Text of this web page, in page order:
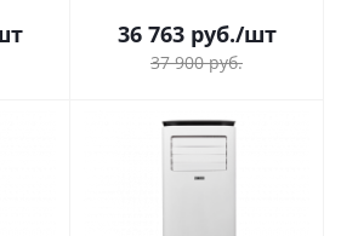
36 763руб./шт
37 900руб.